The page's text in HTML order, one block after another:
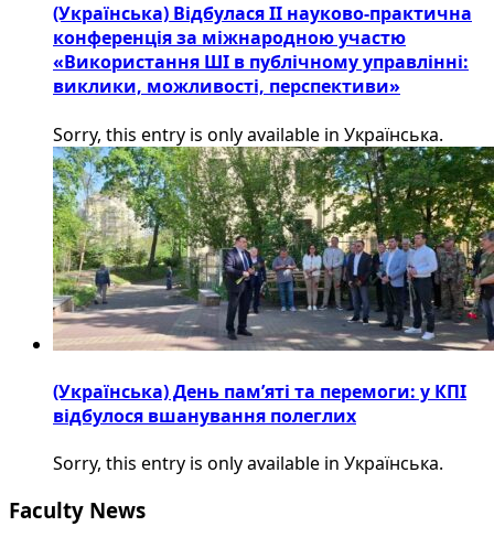
(Українська) Відбулася ІІ науково-практична
конференція за міжнародною участю
«Використання ШІ в публічному управлінні:
виклики, можливості, перспективи»
Sorry, this entry is only available in Українська.
(Українська) День пам’яті та перемоги: у КПІ
відбулося вшанування полеглих
Sorry, this entry is only available in Українська.
Faculty News